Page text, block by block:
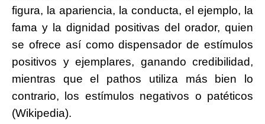
figura, la apariencia, la conducta, el ejemplo, la
fama y la dignidad positivas del orador, quien
se ofrece así como dispensador de estímulos
positivos y ejemplares, ganando credibilidad,
mientras que el pathos utiliza más bien lo
contrario, los estímulos negativos o patéticos
(Wikipedia).